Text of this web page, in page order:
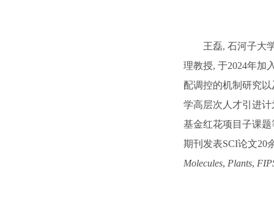
王磊, 石河子大
理教授, 于2024年加
配调控的机制研究
学高层次人才引进计
基金红花项目子课题
期刊 发表SCI论文20
Molecules, Plants, F